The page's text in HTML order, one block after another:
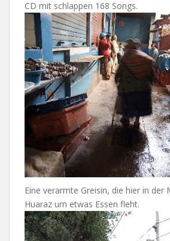
CD mit schlappen 168 Songs.
Eine verarmte Greisin, die hier in der
Huaraz um etwas Essen fleht.